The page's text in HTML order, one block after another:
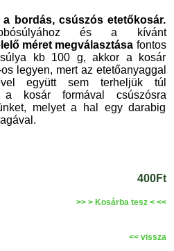
bordás, csúszós etetőkosár.
és a kívánt
méret megválasztása fontos
kb 100 g, akkor a kosár
legyen, mert az etetőanyaggal
együtt sem terheljük túl
a kosár formával csúszósra
melyet a hal egy darabig
400Ft
>> > Kosárba tesz < <<
<< vissza